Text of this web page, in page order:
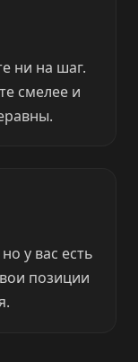
ни на шаг.
смелее и
у вас есть
позиции